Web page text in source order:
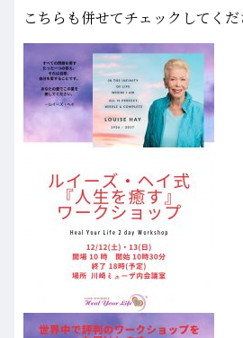
こちらも併せてチェックしてくだ